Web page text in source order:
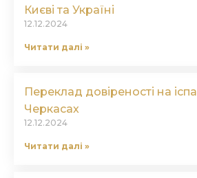
Києві та Україні
12.12.2024
Читати далі »
Переклад довіреності на
Черкасах
12.12.2024
Читати далі »